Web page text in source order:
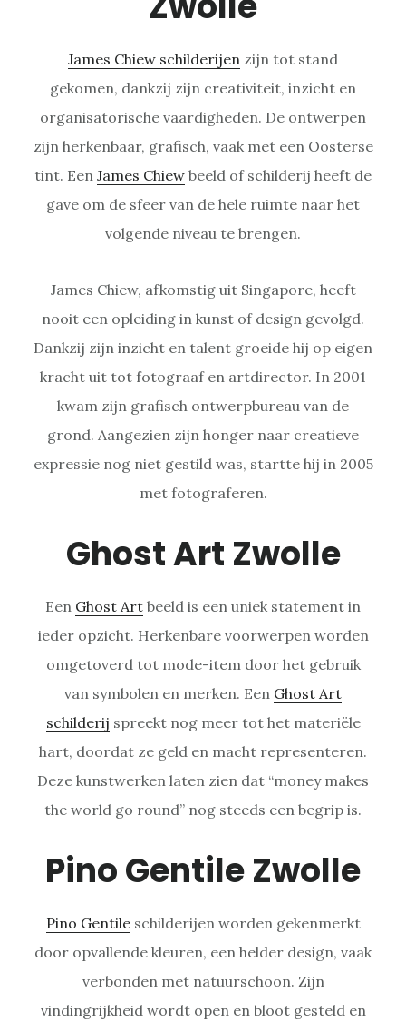
James Chiew schilderijen zijn tot stand
gekomen, dankzij zijn creativiteit, inzicht en
organisatorische vaardigheden. De ontwerpen
zijn herkenbaar, grafisch, vaak met een Oosterse
tint. Een James Chiew beeld of schilderij heeft de
gave om de sfeer van de hele ruimte naar het
volgende niveau te brengen.
James Chiew, afkomstig uit Singapore, heeft
nooit een opleiding in kunst of design gevolgd.
Dankzij zijn inzicht en talent groeide hij op eigen
kracht uit tot fotograaf en artdirector. In 2001
kwam zijn grafisch ontwerpbureau van de
grond. Aangezien zijn honger naar creatieve
expressie nog niet gestild was, startte hij in 2005
met fotograferen.
Ghost Art Zwolle
Een Ghost Art beeld is een uniek statement in
ieder opzicht. Herkenbare voorwerpen worden
omgetoverd tot mode-item door het gebruik
van symbolen en merken. Een Ghost Art
schilderij spreekt nog meer tot het materiële
hart, doordat ze geld en macht representeren.
Deze kunstwerken laten zien dat “money makes
the world go round” nog steeds een begrip is.
Pino Gentile Zwolle
Pino Gentileschilderijen worden gekenmerkt
door opvallende kleuren, een helder design, vaak
verbonden met natuurschoon. Zijn
vindingrijkheid wordt open en bloot gesteld en